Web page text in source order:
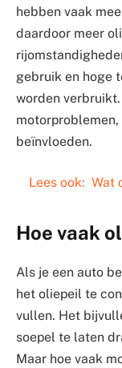
hebben vaak
daardoor meer
gebruik en hoge
worden
beïnvloeden.
Lees ook: Wat
Hoe vaak
Als je een auto
het oliepeil te
vullen. Het
soepel te laten
Maar hoe vaak